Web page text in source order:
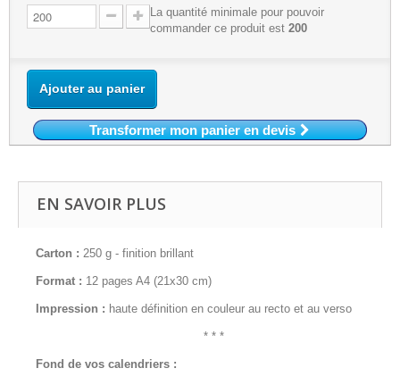
La quantité minimale pour pouvoir
commander ce produit est 200
Ajouter au panier
Transformer mon panier en devis
EN SAVOIR PLUS
Carton : 250 g - finition brillant
Format : 12 pages A4 (21x30 cm)
Impression : haute définition en couleur au recto et au verso
* * *
Fond de vos calendriers :